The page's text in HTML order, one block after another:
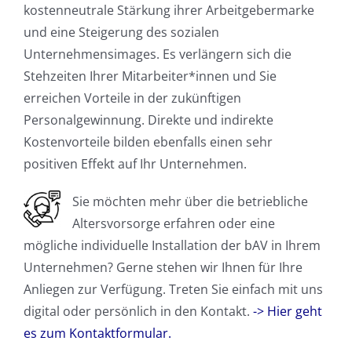
kostenneutrale Stärkung ihrer Arbeitgebermarke
und eine Steigerung des sozialen
Unternehmensimages. Es verlängern sich die
Stehzeiten Ihrer Mitarbeiter*innen und Sie
erreichen Vorteile in der zukünftigen
Personalgewinnung. Direkte und indirekte
Kostenvorteile bilden ebenfalls einen sehr
positiven Effekt auf Ihr Unternehmen.
Sie möchten mehr über die betriebliche
Altersvorsorge erfahren oder eine
mögliche individuelle Installation der bAV in Ihrem
Unternehmen? Gerne stehen wir Ihnen für Ihre
Anliegen zur Verfügung. Treten Sie einfach mit uns
digital oder persönlich in den Kontakt. -> Hier geht
es zum Kontaktformular.